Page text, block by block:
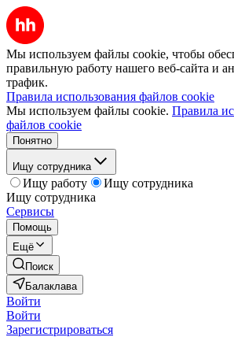
Мы используем файлы cookie, чтобы
правильную работу нашего веб-сайта и
трафик.
Правила использования файлов cookie
Мы используем файлы cookie. Правила
файлов cookie
Понятно
Ищу сотрудника
Ищу работу
Ищу сотрудника
Ищу сотрудника
Сервисы
Помощь
Ещё
Поиск
Балаклава
Войти
Войти
Зарегистрироваться